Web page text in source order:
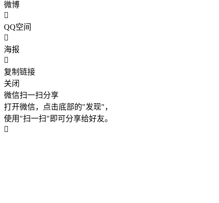
微博
QQ空间
海报
复制链接
关闭
微信扫一扫分享
打开微信，点击底部的"发现"，
使用"扫一扫"即可分享给好友。